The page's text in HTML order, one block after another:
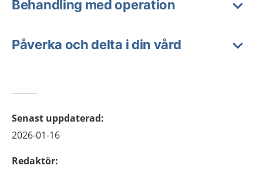
Behandling med operation
Påverka och delta i din vård
Senast uppdaterad:
2026-01-16
Redaktör: